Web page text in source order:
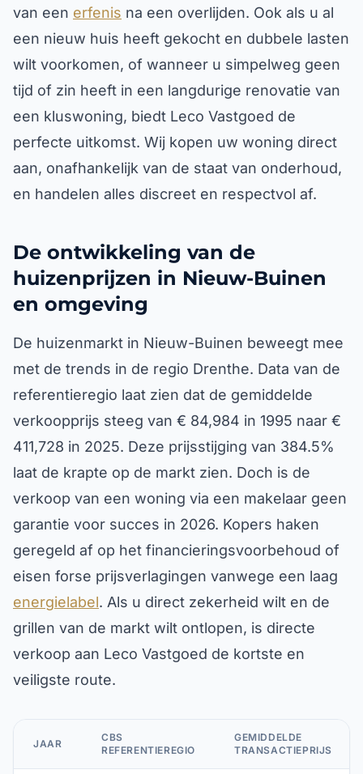
van een erfenis na een overlijden. Ook als u al
een nieuw huis heeft gekocht en dubbele lasten
wilt voorkomen, of wanneer u simpelweg geen
tijd of zin heeft in een langdurige renovatie van
een kluswoning, biedt Leco Vastgoed de
perfecte uitkomst. Wij kopen uw woning direct
aan, onafhankelijk van de staat van onderhoud,
en handelen alles discreet en respectvol af.
De ontwikkeling van de
huizenprijzen in Nieuw-Buinen
en omgeving
De huizenmarkt in Nieuw-Buinen beweegt mee
met de trends in de regio Drenthe. Data van de
referentieregio laat zien dat de gemiddelde
verkoopprijs steeg van € 84,984 in 1995 naar €
411,728 in 2025. Deze prijsstijging van 384.5%
laat de krapte op de markt zien. Doch is de
verkoop van een woning via een makelaar geen
garantie voor succes in 2026. Kopers haken
geregeld af op het financieringsvoorbehoud of
eisen forse prijsverlagingen vanwege een laag
energielabel. Als u direct zekerheid wilt en de
grillen van de markt wilt ontlopen, is directe
verkoop aan Leco Vastgoed de kortste en
veiligste route.
JAAR
CBS
REFERENTIEREGIO
GEMIDDELDE
TRANSACTIEPRIJS